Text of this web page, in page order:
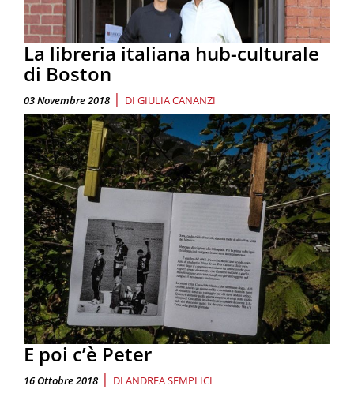
La libreria italiana hub-culturale
di Boston
03 Novembre 2018 | DI GIULIA CANANZI
E poi c’è Peter
16 Ottobre 2018 | DI ANDREA SEMPLICI